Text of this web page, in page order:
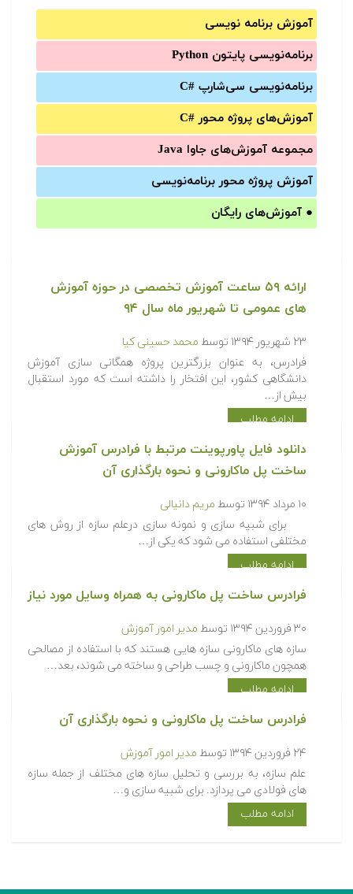
آموزش برنامه نویسی
برنامه‌نویسی پایتون Python
برنامه‌‌نویسی سی‌شارپ C#‎
آموزش‌های پروژه محور #C
مجموعه آموزش‌های جاوا Java
آموزش‌ پروژه محور برنامه‌نویسی
● آموزش‌های رایگان
ارائه ۵۹ ساعت آموزش تخصصی در حوزه آموزش
های عمومی تا شهریور ماه سال ۹۴
۲۳ شهریور ۱۳۹۴ توسط محمد حسینی کیا
فرادرس، به عنوان بزرگترین پروژه همگانی سازی آموزش
دانشگاهی کشور، این افتخار را داشته است که مورد استقبال
بیش از…
ادامه مطلب
دانلود فایل پاورپوینت مرتبط با فرادرس آموزش
ساخت پل ماکارونی و نحوه بارگذاری آن
۱۰ مرداد ۱۳۹۴ توسط مریم دانیالی
برای شبیه سازی و نمونه سازی درعلم سازه از روش های
مختلفی استفاده می شود که یکی از…
ادامه مطلب
فرادرس ساخت پل ماکارونی به همراه وسایل مورد نیاز
۳۰ فروردین ۱۳۹۴ توسط مدیر امور آموزش
سازه های ماکارونی سازه هایی هستند که با استفاده از مصالحی
همچون ماکارونی و چسب طراحی و ساخته می شوند، بعد…
ادامه مطلب
فرادرس ساخت پل ماکارونی و نحوه بارگذاری آن
۲۴ فروردین ۱۳۹۴ توسط مدیر امور آموزش
علم سازه، به بررسی و تحلیل سازه های مختلف از جمله سازه
های فولادی می پردازد. برای شبیه سازی و…
ادامه مطلب